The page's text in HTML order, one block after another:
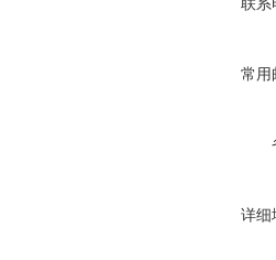
常用
详细